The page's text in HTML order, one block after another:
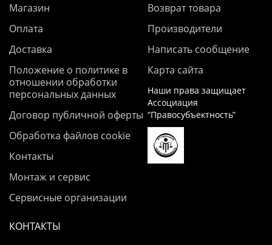
Магазин
Оплата
Доставка
Положение о политике в
отношении обработки
персональных данных
Договор публичной оферты
Обработка файлов cookie
Контакты
Монтаж и сервис
Сервисные организации
Возврат товара
Производители
Написать сообщение
Карта сайта
Наши права защищает
Ассоциация
“Правосубъектность”
КОНТАКТЫ